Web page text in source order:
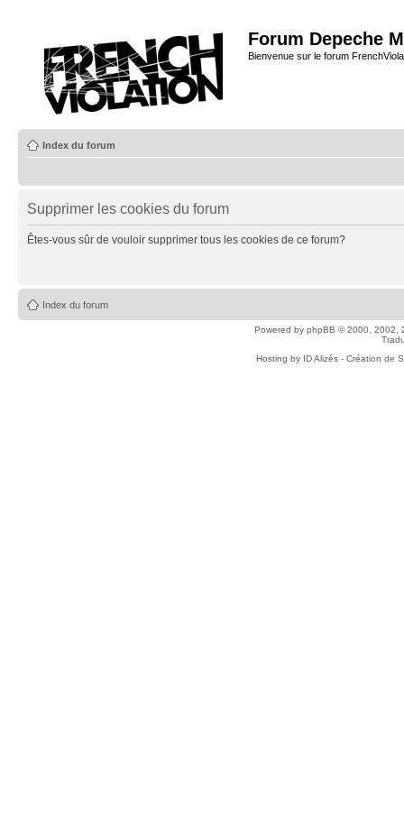
Forum Depeche
Bienvenue sur le forum
Index du forum
Supprimer les cookies du forum
Êtes-vous sûr de vouloir supprimer tous les cookies de ce forum?
Index du forum
Powered by phpBB © 2000, 2002,
Hosting by ID Alizés - Création de